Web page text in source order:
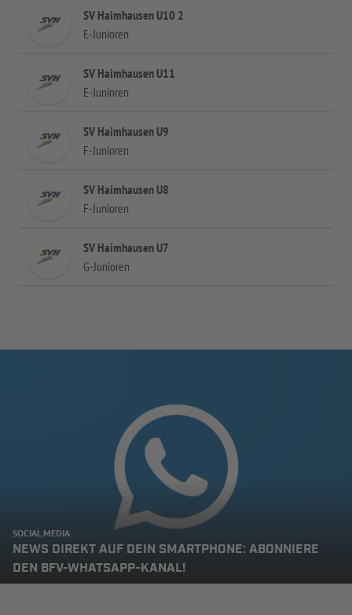
SV Haimhausen U10 2
E-Junioren
SV Haimhausen U11
E-Junioren
SV Haimhausen U9
F-Junioren
SV Haimhausen U8
F-Junioren
SV Haimhausen U7
G-Junioren
SOCIAL MEDIA
NEWS DIREKT AUF DEIN SMARTPHONE: ABONNIERE
DEN BFV-WHATSAPP-KANAL!